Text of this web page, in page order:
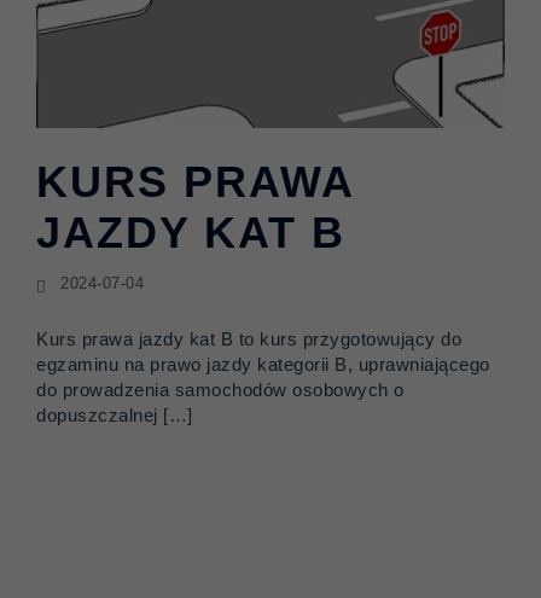
KURS PRAWA
JAZDY KAT B
2024-07-04
Kurs prawa jazdy kat B to kurs przygotowujący do
egzaminu na prawo jazdy kategorii B, uprawniającego
do prowadzenia samochodów osobowych o
dopuszczalnej […]